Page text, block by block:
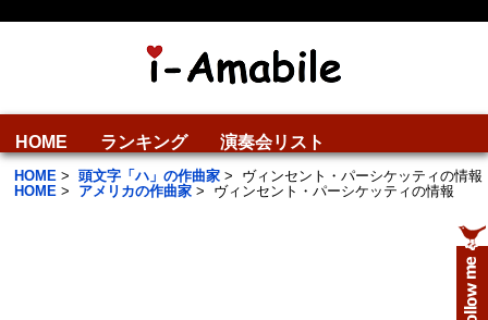
HOME ランキング 演奏会リスト
HOME > 頭文字「ハ」の作曲家 > ヴィンセント・パーシケッティの情報
HOME > アメリカの作曲家 > ヴィンセント・パーシケッティの情報